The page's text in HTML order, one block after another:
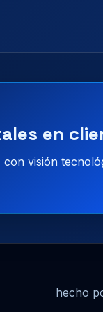
en
visión
hecho